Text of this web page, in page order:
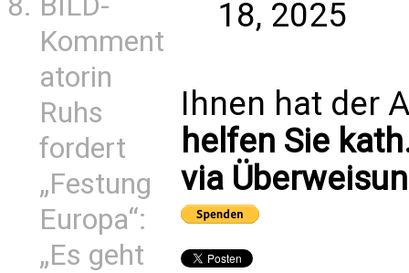
Komment
atorin
Ruhs
fordert
„Festung
Europa“:
„Es geht
18, 2025
Ihnen hat der
helfen Sie
via